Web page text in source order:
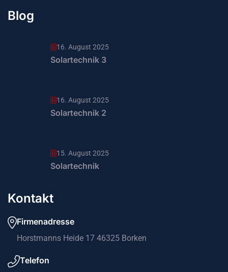
Blog
16. August 2025
Solartechnik 3
16. August 2025
Solartechnik 2
15. August 2025
Solartechnik
Kontakt
Firmenadresse
Horstmanns Heide 17 46325 Borken
Telefon